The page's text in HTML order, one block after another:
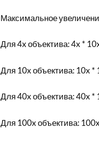
Максимальное
Для 4x объектива: 4x *
Для 10x объектива: 10x *
Для 40x объектива: 40x *
Для 100x объектива: